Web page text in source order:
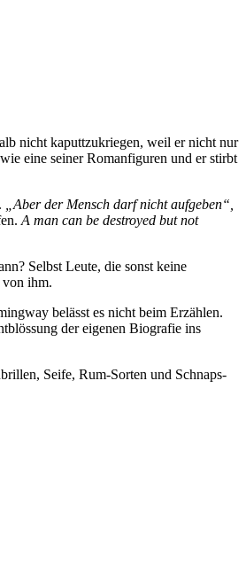
nicht kaputtzukriegen, weil er nicht nur
eine seiner Romanfiguren und er stirbt
„Aber der Mensch darf nicht aufgeben“,
A man can be destroyed but not
Selbst Leute, die sonst keine
von ihm.
belässt es nicht beim Erzählen.
der eigenen Biografie ins
Seife, Rum-Sorten und Schnaps-